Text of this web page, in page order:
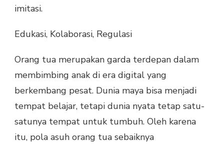
imitasi.
Edukasi, Kolaborasi, Regulasi
Orang tua merupakan garda terdepan dalam
membimbing anak di era digital yang
berkembang pesat. Dunia maya bisa menjadi
tempat belajar, tetapi dunia nyata tetap satu-
satunya tempat untuk tumbuh. Oleh karena
itu, pola asuh orang tua sebaiknya